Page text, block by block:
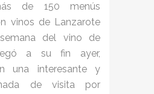
de 150 menús
vinos de Lanzarote
del vino de
a su fin ayer,
una interesante y
de visita por